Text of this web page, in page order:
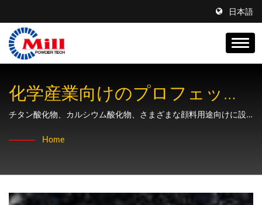
日本語
化学産業向けのプロフェッシ
ョナルなカラー染色粉砕およ
び混合ソリューション。
チタン酸化物、カルシウム酸化物、さまざまな顔料用途向けに設
完全なターンキーシステム。
Home